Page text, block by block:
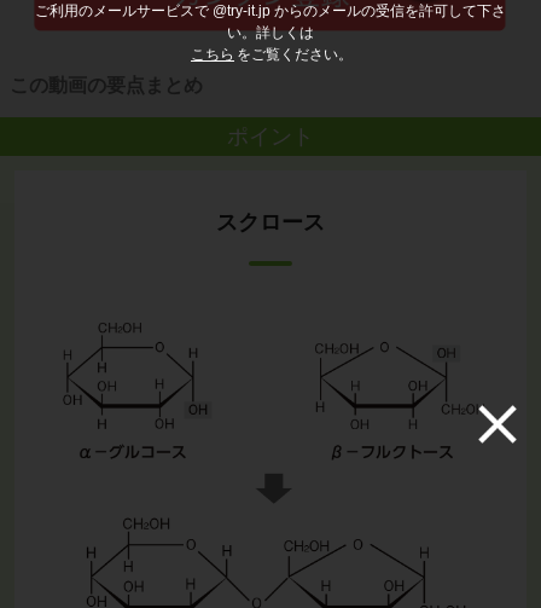
ご利用のメールサービスで @try-it.jp からのメールの受信を許可して下さ
い。詳しくは
こちら をご覧ください。
この動画の要点まとめ
ポイント
スクロース